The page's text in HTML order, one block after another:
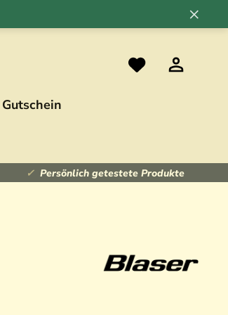
×
Gutschein
Persönlich getestete Produkte